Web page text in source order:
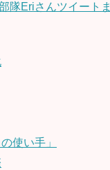
隊Eriさんツイートま
使い手」